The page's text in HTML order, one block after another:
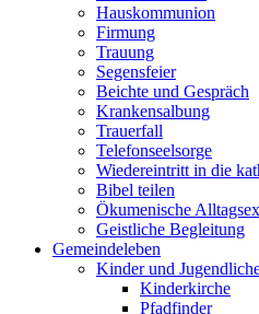
Hauskommunion
Firmung
Trauung
Segensfeier
Beichte und Gespräch
Krankensalbung
Trauerfall
Telefonseelsorge
Wiedereintritt in die
Bibel teilen
Ökumenische
Geistliche Begleitung
Gemeindeleben
Kinder und
Kinderkirche
Pfadfinder